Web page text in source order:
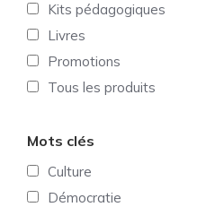
Kits pédagogiques
Livres
Promotions
Tous les produits
Mots clés
Culture
Démocratie